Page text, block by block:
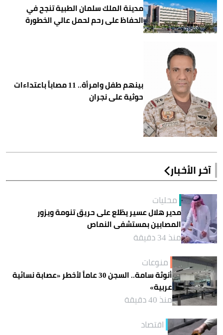
مدينة الملك سلمان الطبية تنجح في
الحفاظ على رحم لحمل عالي الخطورة
بينهم طفل وامرأة.. 11 مصاباً باعتداءات
حوثية على نجران
آخر الأخبار
محليات
مدير هلال عسير يطّلع على حريق تنومة ويزور
المصابين بمستشفى النماص
منذ 34 دقيقة
منوعات
أنوثة سامة.. السجن 30 عاماً لأخطر «عصابة نسائية
عربية»
منذ 40 دقيقة
اقتصاد